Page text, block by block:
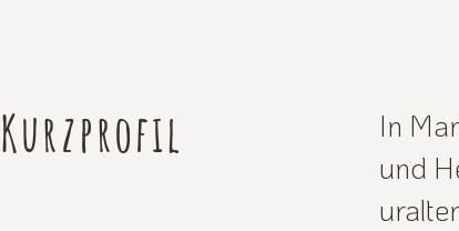
Kurzprofil
In
und